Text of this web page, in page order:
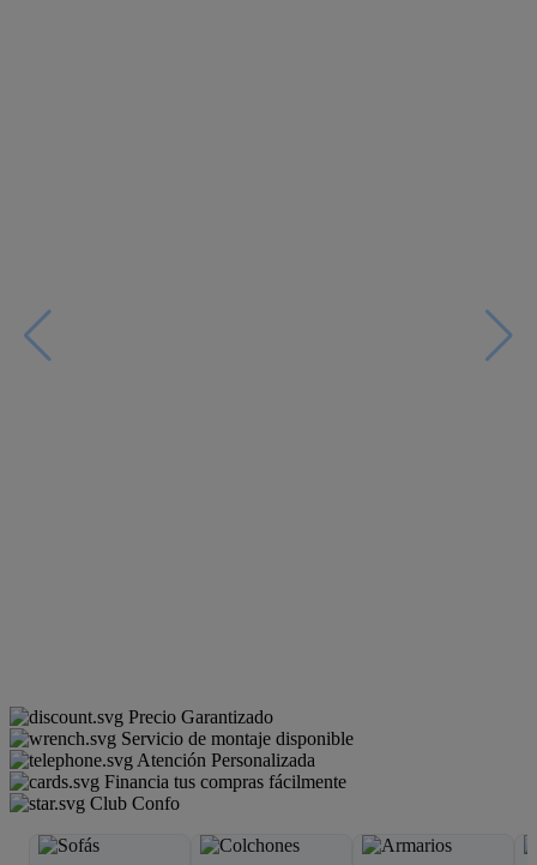
Precio Garantizado
Servicio de montaje disponible
Atención Personalizada
Financia tus compras fácilmente
Club Confo